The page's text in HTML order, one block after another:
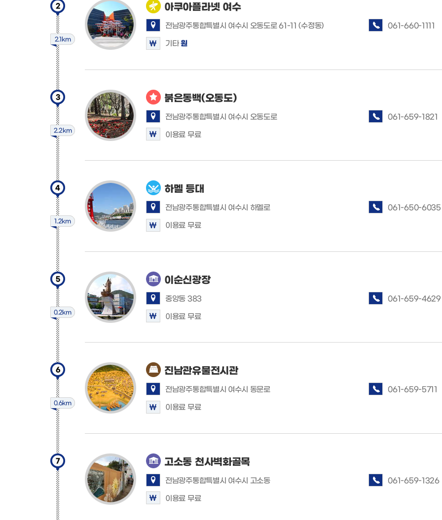
2 아쿠아플라넷 여수
전남광주통합특별시 여수시 오동도로 61-11 (수정동) 061-660-1111
기타원
2.1km
3 붉은동백(오동도)
전남광주통합특별시 여수시 오동도로 061-659-1821
이용료 무료
2.2km
4 하멜 등대
전남광주통합특별시 여수시 하멜로 061-650-6035
이용료 무료
1.2km
5 이순신광장
중앙동 383 061-659-4629
이용료 무료
0.2km
6 진남관유물전시관
전남광주통합특별시 여수시 동문로 061-659-5711
이용료 무료
0.6km
7 고소동 천사벽화골목
전남광주통합특별시 여수시 고소동 061-659-1326
이용료 무료